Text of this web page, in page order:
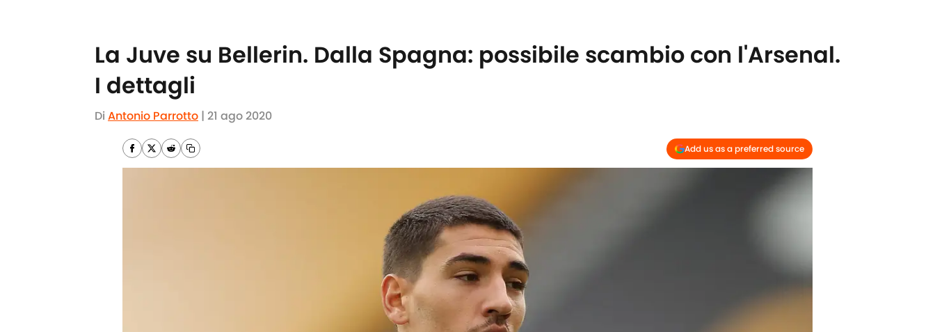
La Juve su Bellerin. Dalla Spagna: possibile scambio con l'Arsenal.
I dettagli
Di Antonio Parrotto | 21 ago 2020
Add us as a preferred source